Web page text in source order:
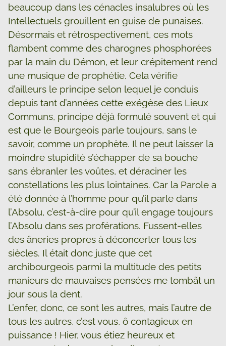
beaucoup dans les cénacles insalubres où les
Intellectuels grouillent en guise de punaises.
Désormais et rétrospectivement, ces mots
flambent comme des charognes phosphorées
par la main du Démon, et leur crépitement rend
une musique de prophétie. Cela vérifie
d’ailleurs le principe selon lequel je conduis
depuis tant d’années cette exégèse des Lieux
Communs, principe déjà formulé souvent et qui
est que le Bourgeois parle toujours, sans le
savoir, comme un prophète. Il ne peut laisser la
moindre stupidité s’échapper de sa bouche
sans ébranler les voûtes, et déraciner les
constellations les plus lointaines. Car la Parole a
été donnée à l’homme pour qu’il parle dans
l’Absolu, c’est-à-dire pour qu’il engage toujours
l’Absolu dans ses proférations. Fussent-elles
des âneries propres à déconcerter tous les
siècles. Il était donc juste que cet
archibourgeois parmi la multitude des petits
manieurs de mauvaises pensées me tombât un
jour sous la dent.
L’enfer, donc, ce sont les autres, mais l’autre de
tous les autres, c’est vous, ô contagieux en
puissance ! Hier, vous étiez heureux et